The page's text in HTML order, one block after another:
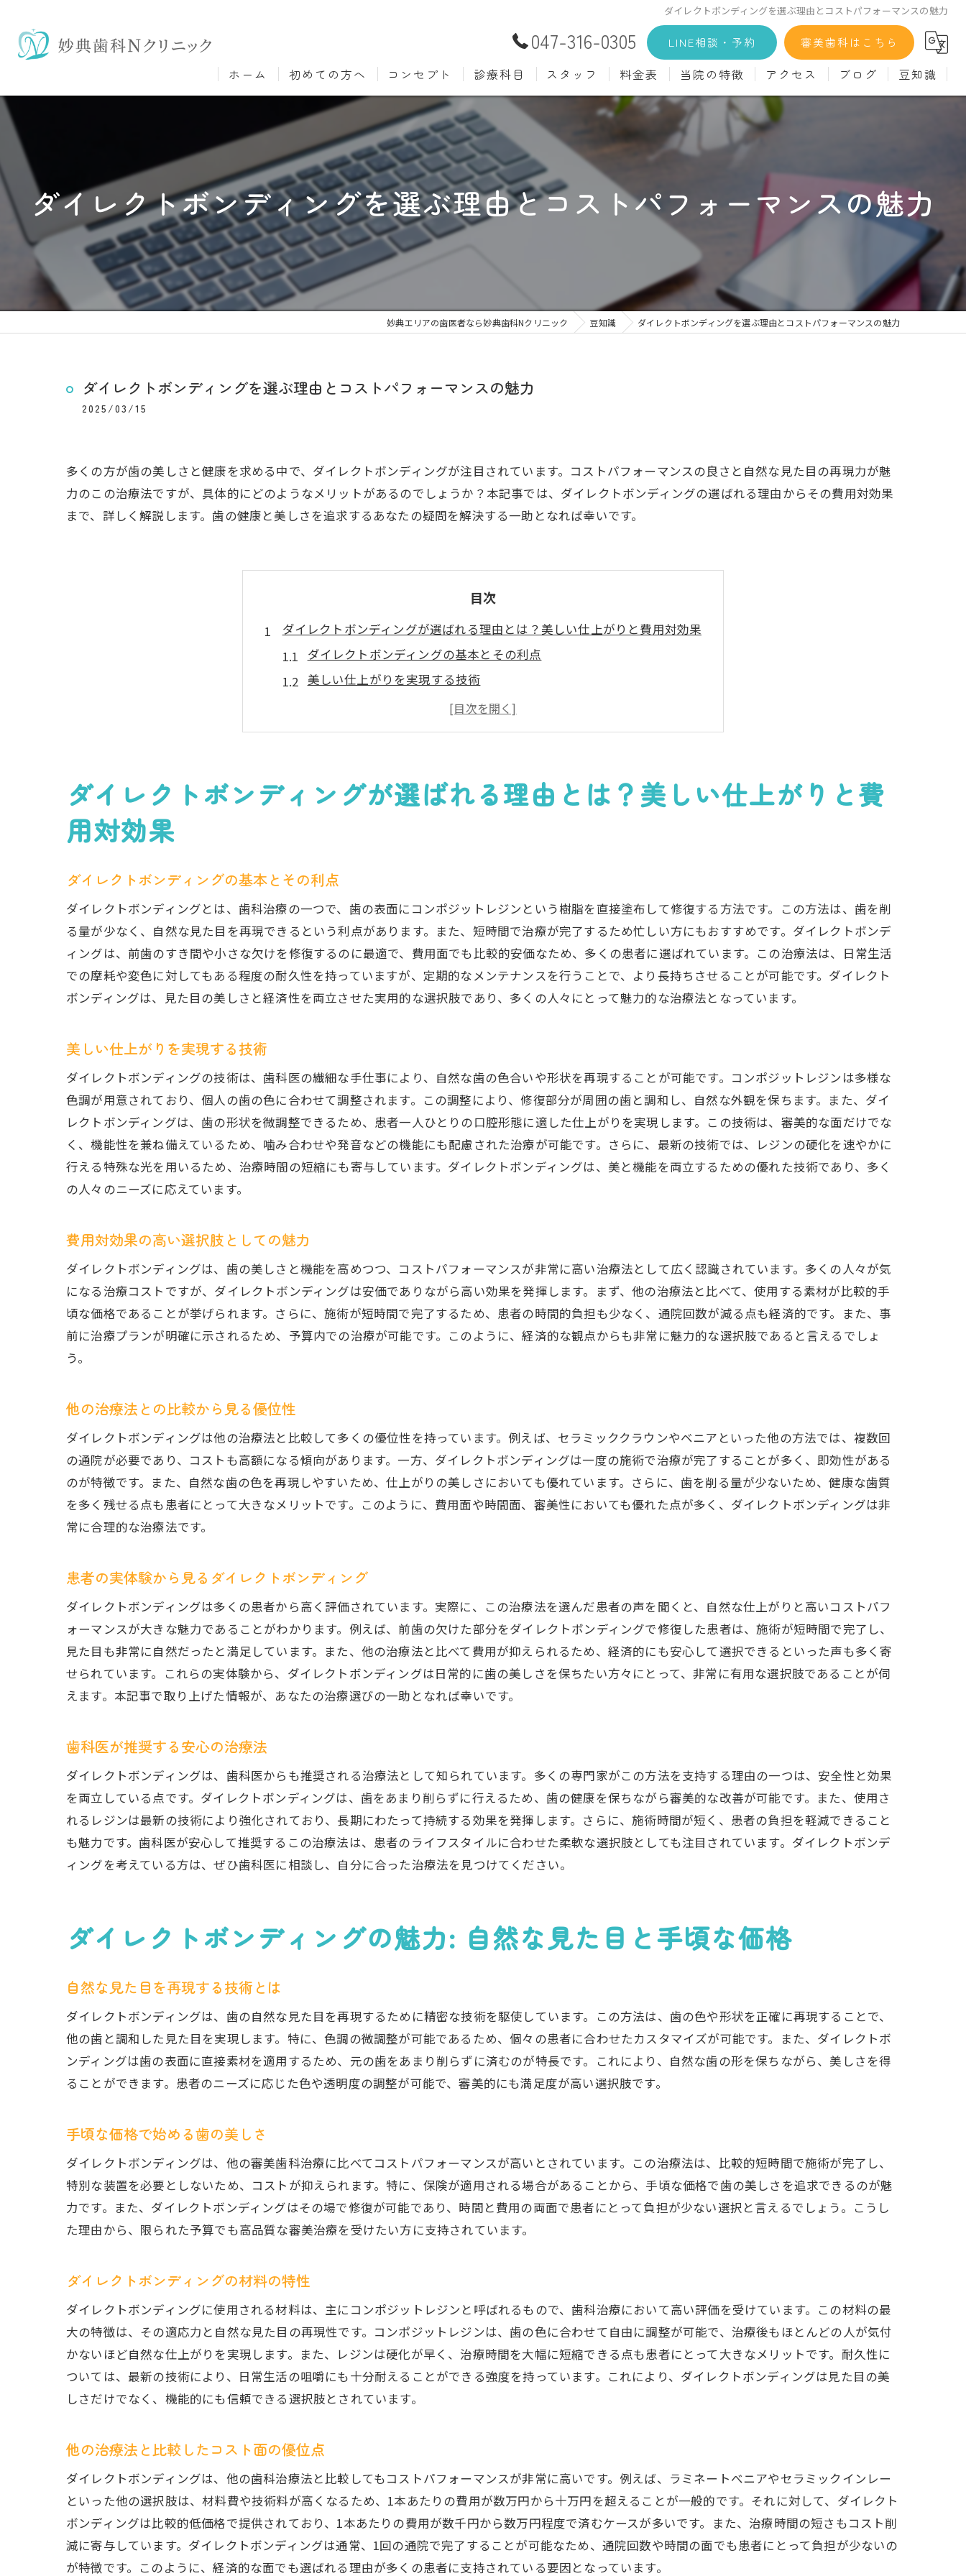
ダイレクトボンディングを選ぶ理由とコストパフォーマンスの魅力
047-316-0305 LINE相談・予約 審美歯科はこちら
ホーム 初めての方へ コンセプト 診療科目
むし歯治療 予防歯科
小児歯科 入れ歯(義歯)
口腔外科 歯周病治療
ホワイトニング
親知らず
大人の矯正 子どもの矯正
スタッフ 料金表
材料詳細
自費診療料金
当院の特徴
マウスピース矯正
インプラント
クリーニング
施設基準
アクセス ブログ 豆知識
ダイレクトボンディングを選ぶ理由とコストパフォーマンスの魅力
妙典エリアの歯医者なら妙典歯科Nクリニック 豆知識 ダイレクトボンディングを選ぶ理由とコストパフォーマンスの魅力
ダイレクトボンディングを選ぶ理由とコストパフォーマンスの魅力
2025/03/15
多くの方が歯の美しさと健康を求める中で、ダイレクトボンディングが注目されています。コストパフォーマンスの良さと自然な見た目の再現力が魅
力のこの治療法ですが、具体的にどのようなメリットがあるのでしょうか？本記事では、ダイレクトボンディングの選ばれる理由からその費用対効果
まで、詳しく解説します。歯の健康と美しさを追求するあなたの疑問を解決する一助となれば幸いです。
目次
ダイレクトボンディングが選ばれる理由とは？美しい仕上がりと費用対効果
ダイレクトボンディングの基本とその利点
美しい仕上がりを実現する技術
費用対効果の高い選択肢としての魅力
他の治療法との比較から見る優位性
歯科医が推奨する安心の治療法
ダイレクトボンディングの魅力: 自然な見た目と手頃な価格
ダイレクトボンディングの材料の特性
他の治療法と比較したコスト面の優位点
多くの患者が選ぶ理由
実際の症例から見るダイレクトボンディングの効果
ダイレクトボンディングのコストパフォーマンスを徹底解説！
コストパフォーマンスの裏にある理由
他の美容歯科治療との比較
患者から見たメリット
実際の費用事例とその内訳
歯の美しさを手に入れるダイレクトボンディングの経済的な選択肢
費用を抑えた長期的な効果
プロが語る治療の価値
ダイレクトボンディングによる満足度
ダイレクトボンディングの費用対効果を評価する
実際の施術事例から学ぶ
マーケットにおける位置付け
長期的な視点での費用評価
ダイレクトボンディングの秘密: 美しさとコストを両立する治療法
患者の声から見る効果
専門家の視点から見た治療法
市場での位置付けと選ばれる理由
長期的な美しさの維持方法
ダイレクトボンディングで叶える理想の笑顔とその費用メリット
専門家が語る治療の利点
実際の施術事例をもとにした解説
市場での競争力と選ばれる理由
ダイレクトボンディングの選択がもたらす価値とその理由
専門家の視点からのアドバイス
長期的な視点での価値評価
ダイレクトボンディングが選ばれる理由とは？美しい仕上がりと費
用対効果
ダイレクトボンディングの基本とその利点
ダイレクトボンディングとは、歯科治療の一つで、歯の表面にコンポジットレジンという樹脂を直接塗布して修復する方法です。この方法は、歯を削
る量が少なく、自然な見た目を再現できるという利点があります。また、短時間で治療が完了するため忙しい方にもおすすめです。ダイレクトボンデ
ィングは、前歯のすき間や小さな欠けを修復するのに最適で、費用面でも比較的安価なため、多くの患者に選ばれています。この治療法は、日常生活
での摩耗や変色に対してもある程度の耐久性を持っていますが、定期的なメンテナンスを行うことで、より長持ちさせることが可能です。ダイレクト
ボンディングは、見た目の美しさと経済性を両立させた実用的な選択肢であり、多くの人々にとって魅力的な治療法となっています。
美しい仕上がりを実現する技術
ダイレクトボンディングの技術は、歯科医の繊細な手仕事により、自然な歯の色合いや形状を再現することが可能です。コンポジットレジンは多様な
色調が用意されており、個人の歯の色に合わせて調整されます。この調整により、修復部分が周囲の歯と調和し、自然な外観を保ちます。また、ダイ
レクトボンディングは、歯の形状を微調整できるため、患者一人ひとりの口腔形態に適した仕上がりを実現します。この技術は、審美的な面だけでな
く、機能性を兼ね備えているため、噛み合わせや発音などの機能にも配慮された治療が可能です。さらに、最新の技術では、レジンの硬化を速やかに
行える特殊な光を用いるため、治療時間の短縮にも寄与しています。ダイレクトボンディングは、美と機能を両立するための優れた技術であり、多く
の人々のニーズに応えています。
費用対効果の高い選択肢としての魅力
ダイレクトボンディングは、歯の美しさと機能を高めつつ、コストパフォーマンスが非常に高い治療法として広く認識されています。多くの人々が気
になる治療コストですが、ダイレクトボンディングは安価でありながら高い効果を発揮します。まず、他の治療法と比べて、使用する素材が比較的手
頃な価格であることが挙げられます。さらに、施術が短時間で完了するため、患者の時間的負担も少なく、通院回数が減る点も経済的です。また、事
前に治療プランが明確に示されるため、予算内での治療が可能です。このように、経済的な観点からも非常に魅力的な選択肢であると言えるでしょ
う。
他の治療法との比較から見る優位性
ダイレクトボンディングは他の治療法と比較して多くの優位性を持っています。例えば、セラミッククラウンやベニアといった他の方法では、複数回
の通院が必要であり、コストも高額になる傾向があります。一方、ダイレクトボンディングは一度の施術で治療が完了することが多く、即効性がある
のが特徴です。また、自然な歯の色を再現しやすいため、仕上がりの美しさにおいても優れています。さらに、歯を削る量が少ないため、健康な歯質
を多く残せる点も患者にとって大きなメリットです。このように、費用面や時間面、審美性においても優れた点が多く、ダイレクトボンディングは非
常に合理的な治療法です。
患者の実体験から見るダイレクトボンディング
ダイレクトボンディングは多くの患者から高く評価されています。実際に、この治療法を選んだ患者の声を聞くと、自然な仕上がりと高いコストパフ
ォーマンスが大きな魅力であることがわかります。例えば、前歯の欠けた部分をダイレクトボンディングで修復した患者は、施術が短時間で完了し、
見た目も非常に自然だったと満足しています。また、他の治療法と比べて費用が抑えられるため、経済的にも安心して選択できるといった声も多く寄
せられています。これらの実体験から、ダイレクトボンディングは日常的に歯の美しさを保ちたい方々にとって、非常に有用な選択肢であることが伺
えます。本記事で取り上げた情報が、あなたの治療選びの一助となれば幸いです。
歯科医が推奨する安心の治療法
ダイレクトボンディングは、歯科医からも推奨される治療法として知られています。多くの専門家がこの方法を支持する理由の一つは、安全性と効果
を両立している点です。ダイレクトボンディングは、歯をあまり削らずに行えるため、歯の健康を保ちながら審美的な改善が可能です。また、使用さ
れるレジンは最新の技術により強化されており、長期にわたって持続する効果を発揮します。さらに、施術時間が短く、患者の負担を軽減できること
も魅力です。歯科医が安心して推奨するこの治療法は、患者のライフスタイルに合わせた柔軟な選択肢としても注目されています。ダイレクトボンデ
ィングを考えている方は、ぜひ歯科医に相談し、自分に合った治療法を見つけてください。
ダイレクトボンディングの魅力: 自然な見た目と手頃な価格
自然な見た目を再現する技術とは
ダイレクトボンディングは、歯の自然な見た目を再現するために精密な技術を駆使しています。この方法は、歯の色や形状を正確に再現することで、
他の歯と調和した見た目を実現します。特に、色調の微調整が可能であるため、個々の患者に合わせたカスタマイズが可能です。また、ダイレクトボ
ンディングは歯の表面に直接素材を適用するため、元の歯をあまり削らずに済むのが特長です。これにより、自然な歯の形を保ちながら、美しさを得
ることができます。患者のニーズに応じた色や透明度の調整が可能で、審美的にも満足度が高い選択肢です。
手頃な価格で始める歯の美しさ
ダイレクトボンディングは、他の審美歯科治療に比べてコストパフォーマンスが高いとされています。この治療法は、比較的短時間で施術が完了し、
特別な装置を必要としないため、コストが抑えられます。特に、保険が適用される場合があることから、手頃な価格で歯の美しさを追求できるのが魅
力です。また、ダイレクトボンディングはその場で修復が可能であり、時間と費用の両面で患者にとって負担が少ない選択と言えるでしょう。こうし
た理由から、限られた予算でも高品質な審美治療を受けたい方に支持されています。
ダイレクトボンディングの材料の特性
ダイレクトボンディングに使用される材料は、主にコンポジットレジンと呼ばれるもので、歯科治療において高い評価を受けています。この材料の最
大の特徴は、その適応力と自然な見た目の再現性です。コンポジットレジンは、歯の色に合わせて自由に調整が可能で、治療後もほとんどの人が気付
かないほど自然な仕上がりを実現します。また、レジンは硬化が早く、治療時間を大幅に短縮できる点も患者にとって大きなメリットです。耐久性に
ついては、最新の技術により、日常生活の咀嚼にも十分耐えることができる強度を持っています。これにより、ダイレクトボンディングは見た目の美
しさだけでなく、機能的にも信頼できる選択肢とされています。
他の治療法と比較したコスト面の優位点
ダイレクトボンディングは、他の歯科治療法と比較してもコストパフォーマンスが非常に高いです。例えば、ラミネートべニアやセラミックインレー
といった他の選択肢は、材料費や技術料が高くなるため、1本あたりの費用が数万円から十万円を超えることが一般的です。それに対して、ダイレクト
ボンディングは比較的低価格で提供されており、1本あたりの費用が数千円から数万円程度で済むケースが多いです。また、治療時間の短さもコスト削
減に寄与しています。ダイレクトボンディングは通常、1回の通院で完了することが可能なため、通院回数や時間の面でも患者にとって負担が少ないの
が特徴です。このように、経済的な面でも選ばれる理由が多くの患者に支持されている要因となっています。